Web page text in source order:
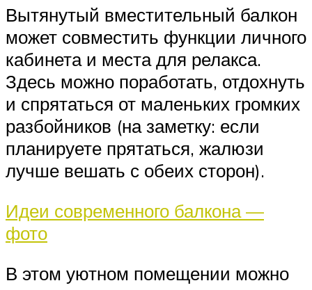
Вытянутый вместительный балкон
может совместить функции личного
кабинета и места для релакса.
Здесь можно поработать, отдохнуть
и спрятаться от маленьких громких
разбойников (на заметку: если
планируете прятаться, жалюзи
лучше вешать с обеих сторон).
Идеи современного балкона —
фото
В этом уютном помещении можно